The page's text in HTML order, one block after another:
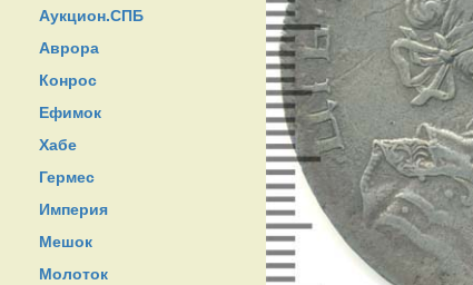
Аукцион.СПБ
Аврора
Конрос
Ефимок
Хабе
Гермес
Империя
Мешок
Молоток